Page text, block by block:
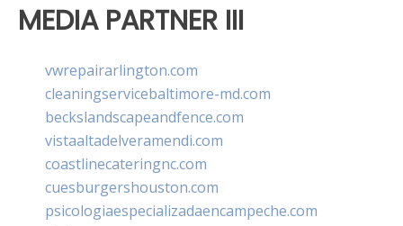
MEDIA PARTNER III
vwrepairarlington.com
cleaningservicebaltimore-md.com
beckslandscapeandfence.com
vistaaltadelveramendi.com
coastlinecateringnc.com
cuesburgershouston.com
psicologiaespecializadaencampeche.com